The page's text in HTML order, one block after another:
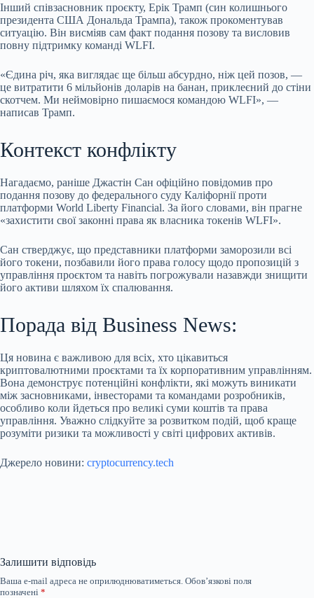
Інший співзасновник проєкту, Ерік Трамп (син колишнього
президента США Дональда Трампа), також прокоментував
ситуацію. Він висміяв сам факт подання позову та висловив
повну підтримку команді WLFI.
«Єдина річ, яка виглядає ще більш абсурдно, ніж цей позов, —
це витратити 6 мільйонів доларів на банан, приклеєний до стіни
скотчем. Ми неймовірно пишаємося командою WLFI», —
написав Трамп.
Контекст конфлікту
Нагадаємо, раніше Джастін Сан офіційно повідомив про
подання позову до федерального суду Каліфорнії проти
платформи World Liberty Financial. За його словами, він прагне
«захистити свої законні права як власника токенів WLFI».
Сан стверджує, що представники платформи заморозили всі
його токени, позбавили його права голосу щодо пропозицій з
управління проєктом та навіть погрожували назавжди знищити
його активи шляхом їх спалювання.
Порада від Business News:
Ця новина є важливою для всіх, хто цікавиться
криптовалютними проєктами та їх корпоративним управлінням.
Вона демонструє потенційні конфлікти, які можуть виникати
між засновниками, інвесторами та командами розробників,
особливо коли йдеться про великі суми коштів та права
управління. Уважно слідкуйте за розвитком подій, щоб краще
розуміти ризики та можливості у світі цифрових активів.
Джерело новини: cryptocurrency.tech
Залишити відповідь
Ваша e-mail адреса не оприлюднюватиметься. Обов’язкові поля
позначені *